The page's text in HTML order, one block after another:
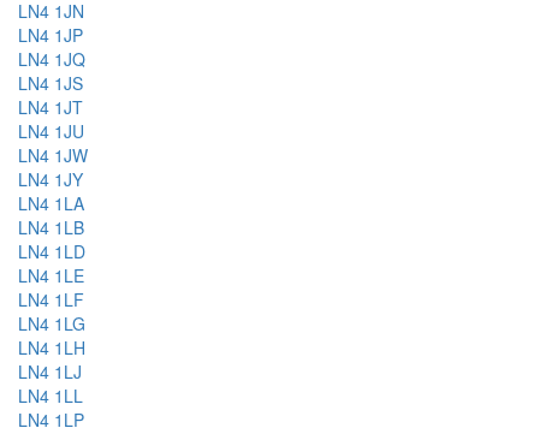
LN4 1JN
LN4 1JP
LN4 1JQ
LN4 1JS
LN4 1JT
LN4 1JU
LN4 1JW
LN4 1JY
LN4 1LA
LN4 1LB
LN4 1LD
LN4 1LE
LN4 1LF
LN4 1LG
LN4 1LH
LN4 1LJ
LN4 1LL
LN4 1LP